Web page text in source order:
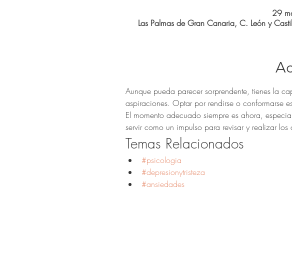
29
Las Palmas de Gran Canaria, C. León y
Aunque pueda parecer sorprendente, tienes la
aspiraciones. Optar por rendirse o conformarse
El momento adecuado siempre es ahora,
servir como un impulso para revisar y realizar
Temas Relacionados
#psicologia
#depresionytristeza
#ansiedades